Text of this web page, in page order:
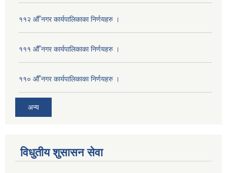
११२ औँ नगर कार्यपालिकाका निर्णयहरु ।
१११ औँ नगर कार्यपालिकाका निर्णयहरु ।
११० औँ नगर कार्यपालिकाका निर्णयहरु ।
अन्य
विधुतीय शुसासन सेवा